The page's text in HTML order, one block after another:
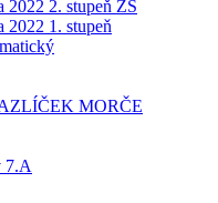
2022 2. stupeň ZŠ
2022 1. stupeň
MORČE
7.A